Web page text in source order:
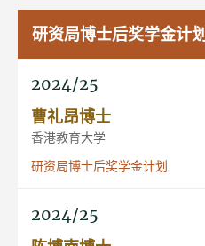
研资局博士后奖学金计划
2024/25
曹礼昂博士
香港教育大学
研资局博士后奖学金计划
2024/25